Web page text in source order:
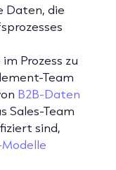
Daten, die
Prozess zu
Team
B2B-Daten
Sales-Team
sind,